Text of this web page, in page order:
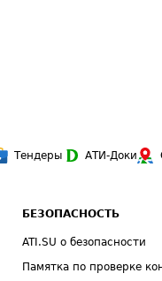
Тендеры АТИ-Доки
БЕЗОПАСНОСТЬ
ATI.SU о безопасности
Памятка по проверке